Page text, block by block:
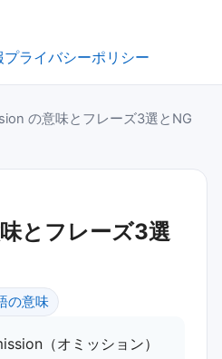
プライバシーポリシー
の意味とフレーズ3選とNG
とフレーズ3選
の意味
（オミッション）